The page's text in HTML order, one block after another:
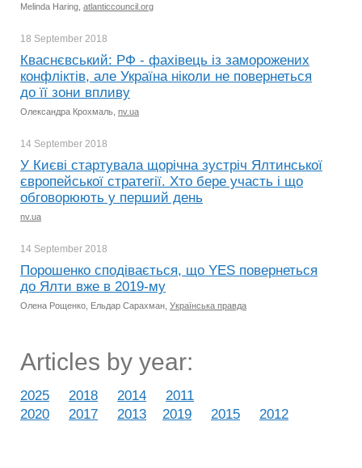
Melinda Haring, atlanticcouncil.org
18 September 2018
Кваснєвський: РФ - фахівець із заморожених
конфліктів, але Україна ніколи не повернеться
до її зони впливу
Олександра Крохмаль, nv.ua
14 September 2018
У Києві стартувала щорічна зустріч Ялтинської
європейської стратегії. Хто бере участь і що
обговорюють у перший день
nv.ua
14 September 2018
Порошенко сподівається, що YES повернеться
до Ялти вже в 2019-му
Олена Рощенко, Ельдар Сарахман, Українська правда
Articles by year:
2025 2018 2014
2011
2020
2017 2013 2019 2015 2012